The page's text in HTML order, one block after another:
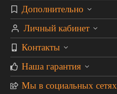
Дополнительно
Личный кабинет
Контакты
Наша гарантия
Мы в социальных сетях